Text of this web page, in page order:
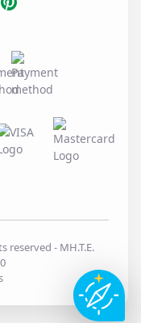
reserved - MH.T.E.